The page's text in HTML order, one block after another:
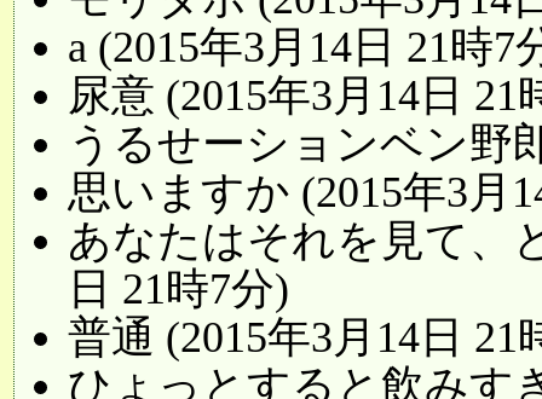
a (2015年3月14日 21時7
尿意 (2015年3月14日 21
うるせーションベン野
思いますか (2015年3月
あなたはそれを見て、
日 21時7分)
普通 (2015年3月14日 21
ひょっとすると飲みす